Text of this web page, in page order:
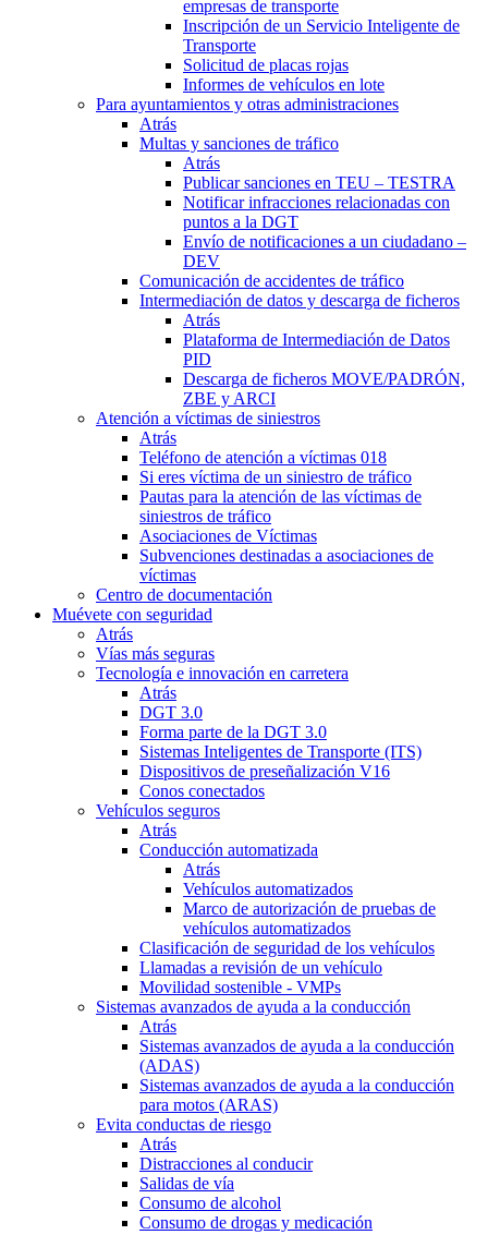
empresas de transporte
Inscripción de un Servicio Inteligente de
Transporte
Solicitud de placas rojas
Informes de vehículos en lote
Para ayuntamientos y otras administraciones
Atrás
Multas y sanciones de tráfico
Atrás
Publicar sanciones en TEU – TESTRA
Notificar infracciones relacionadas con
puntos a la DGT
Envío de notificaciones a un ciudadano –
DEV
Comunicación de accidentes de tráfico
Intermediación de datos y descarga de ficheros
Atrás
Plataforma de Intermediación de Datos
PID
Descarga de ficheros MOVE/PADRÓN,
ZBE y ARCI
Atención a víctimas de siniestros
Atrás
Teléfono de atención a víctimas 018
Si eres víctima de un siniestro de tráfico
Pautas para la atención de las víctimas de
siniestros de tráfico
Asociaciones de Víctimas
Subvenciones destinadas a asociaciones de
víctimas
Centro de documentación
Muévete con seguridad
Atrás
Vías más seguras
Tecnología e innovación en carretera
Atrás
DGT 3.0
Forma parte de la DGT 3.0
Sistemas Inteligentes de Transporte (ITS)
Dispositivos de preseñalización V16
Conos conectados
Vehículos seguros
Atrás
Conducción automatizada
Atrás
Vehículos automatizados
Marco de autorización de pruebas de
vehículos automatizados
Clasificación de seguridad de los vehículos
Llamadas a revisión de un vehículo
Movilidad sostenible - VMPs
Sistemas avanzados de ayuda a la conducción
Atrás
Sistemas avanzados de ayuda a la conducción
(ADAS)
Sistemas avanzados de ayuda a la conducción
para motos (ARAS)
Evita conductas de riesgo
Atrás
Distracciones al conducir
Salidas de vía
Consumo de alcohol
Consumo de drogas y medicación